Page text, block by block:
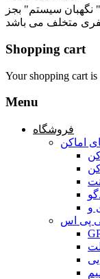
نگهبان سیستم" بجز
متخلف می باشد
Shopping cart
Your shopping cart is
Menu
فروشگاه
اماکن